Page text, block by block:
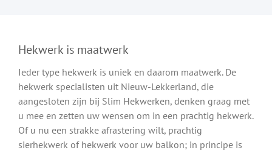
Hekwerk is maatwerk
Ieder type hekwerk is uniek en daarom maatwerk. De
hekwerk specialisten uit Nieuw-Lekkerland, die
aangesloten zijn bij Slim Hekwerken, denken graag met
u mee en zetten uw wensen om in een prachtig hekwerk.
Of u nu een strakke afrastering wilt, prachtig
sierhekwerk of hekwerk voor uw balkon; in principe is